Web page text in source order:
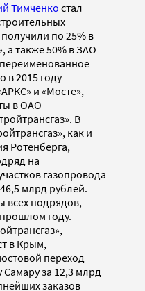
Тимченко стал
по 25% в
а также 50% в ЗАО
в 2015 году
и «Мосте»,
в ОАО
В
как и
Ротенберга,
на
газопровода
млрд рублей.
всех подрядов,
году.
в Крым,
переход
Самару за 12,3 млрд
заказов